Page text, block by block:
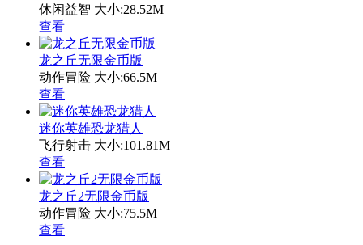
休闲益智 大小:28.52M
查看
龙之丘无限金币版
动作冒险 大小:66.5M
查看
迷你英雄恐龙猎人
飞行射击 大小:101.81M
查看
龙之丘2无限金币版
动作冒险 大小:75.5M
查看